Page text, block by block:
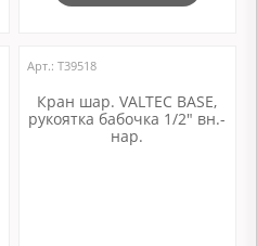
Арт.: Т39518
Кран шар. VALTEC BASE,
рукоятка бабочка 1/2" вн.-
нар.